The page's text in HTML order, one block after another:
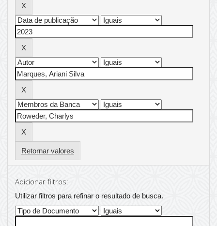
Retornar valores
Adicionar filtros:
Utilizar filtros para refinar o resultado de busca.